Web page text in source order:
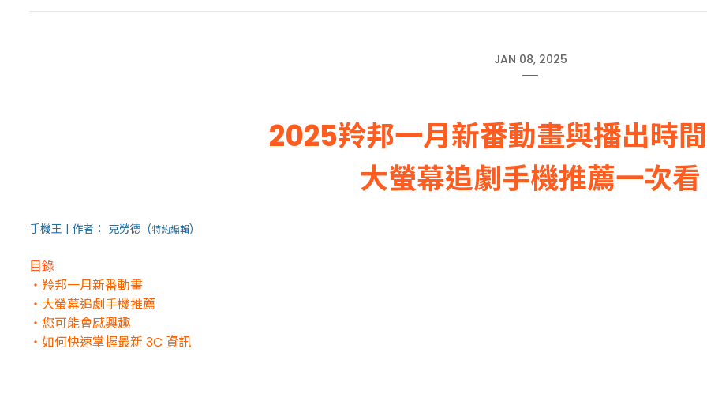
JAN 08, 2025
2025羚邦一月新番動畫與播出時
大螢幕追劇手機推薦一次看
手機王 | 作者： 克勞德 (特約編輯)
目錄
・羚邦一月新番動畫
・大螢幕追劇手機推薦
・您可能會感興趣
・如何快速掌握最新 3C 資訊